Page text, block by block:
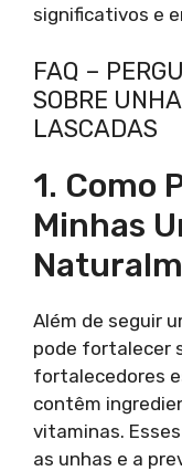
significativos e
FAQ –
SOBRE
LASCADAS
1. Como
Minhas
Além de seguir
pode fortalecer
fortalecedores
contêm
vitaminas.
as unhas e a